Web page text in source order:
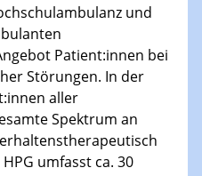
und
Patient:innen bei
Störungen. In der
aller
Spektrum an
umfasst ca. 30